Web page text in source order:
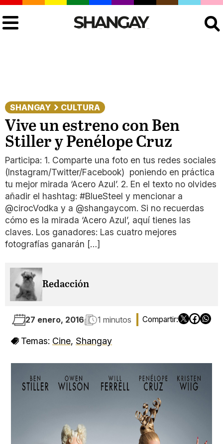
SHANGAY CULTURA
Vive un estreno con Ben
Stiller y Penélope Cruz
Participa: 1. Comparte una foto en tus redes sociales
(Instagram/Twitter/Facebook) poniendo en práctica
tu mejor mirada ‘Acero Azul’. 2. En el texto no olvides
añadir el hashtag: #BlueSteel y mencionar a
@cirocVodka y a @shangaycom. Si no recuerdas
cómo es la mirada ‘Acero Azul’, aquí tienes las
claves. Los ganadores: Las cuatro mejores
fotografías ganarán […]
Redacción
27 enero, 2016 1 minutos
Temas: Cine, Shangay